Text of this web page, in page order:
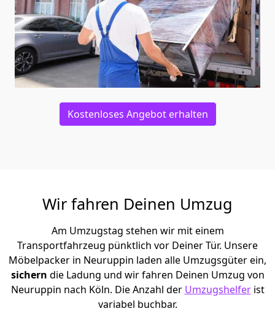
Kostenloses Angebot erhalten
Wir fahren Deinen Umzug
Am Umzugstag stehen wir mit einem
Transportfahrzeug pünktlich vor Deiner Tür. Unsere
Möbelpacker in Neuruppin laden alle Umzugsgüter ein,
sichern die Ladung und wir fahren Deinen Umzug von
Neuruppin nach Köln. Die Anzahl der Umzugshelferist
variabel buchbar.